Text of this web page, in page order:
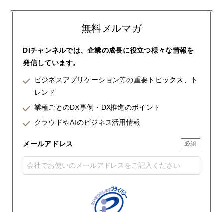
無料メルマガ
DIチャンネルでは、企業の成長に役立つ様々な情報を
発信しています。
ビジネスアプリケーション等の重要トピックス、ト
レンド
業種ごとのDX事例・DX推進のポイント
クラウドやAIのビジネス活用情報
メールアドレス